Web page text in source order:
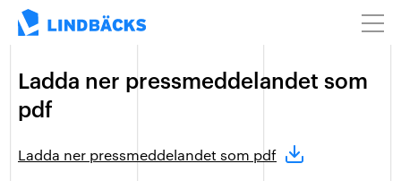
Ladda ner pressmeddelandet som
pdf
Ladda ner pressmeddelandet som pdf